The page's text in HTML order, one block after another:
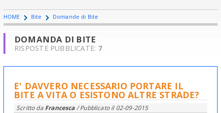
HOME Bite Domande di Bite
DOMANDA DI BITE
RISPOSTE PUBBLICATE: 7
E' DAVVERO NECESSARIO PORTARE IL
BITE A VITA O ESISTONO ALTRE STRADE?
Scritto da Francesca/ Pubblicato il 02-09-2015